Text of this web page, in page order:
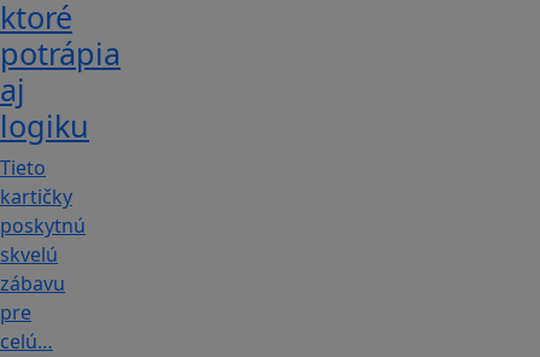
ktoré
potrápia
aj
logiku
Tieto
kartičky
poskytnú
skvelú
zábavu
pre
celú…